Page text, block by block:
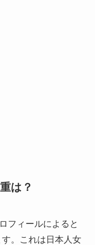
は？
フィールによると
。これは日本人女